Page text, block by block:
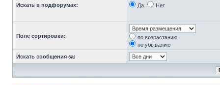
Искать в подфорумах: Да Нет
Поле сортировки:
по возрастанию
по убыванию
Искать сообщения за: